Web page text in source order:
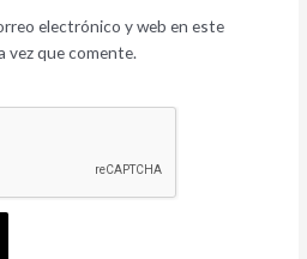
electrónico y web en este
vez que comente.